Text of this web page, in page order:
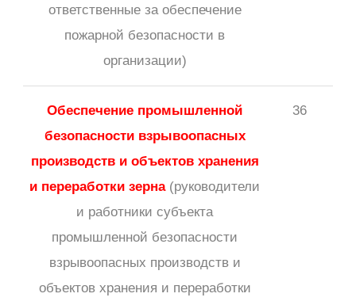
ответственные за обеспечение
пожарной безопасности в
организации)
Обеспечение промышленной
безопасности взрывоопасных
производств и объектов хранения
и переработки зерна(руководители
и работники субъекта
промышленной безопасности
взрывоопасных производств и
объектов хранения и переработки
36